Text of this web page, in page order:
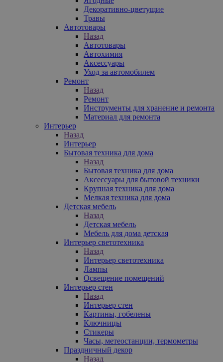
Декоративно-цветущие
Травы
Автотовары
Назад
Автотовары
Автохимия
Аксессуары
Уход за автомобилем
Ремонт
Назад
Ремонт
Инструменты для хранение и ремонта
Материал для ремонта
Интерьер
Назад
Интерьер
Бытовая техника для дома
Назад
Бытовая техника для дома
Аксессуары для бытовой техники
Крупная техника для дома
Мелкая техника для дома
Детская мебель
Назад
Детская мебель
Мебель для дома детская
Интерьер светотехника
Назад
Интерьер светотехника
Лампы
Освещение помещений
Интерьер стен
Назад
Интерьер стен
Картины, гобелены
Ключницы
Стикеры
Часы, метеостанции, термометры
Праздничный декор
Назад